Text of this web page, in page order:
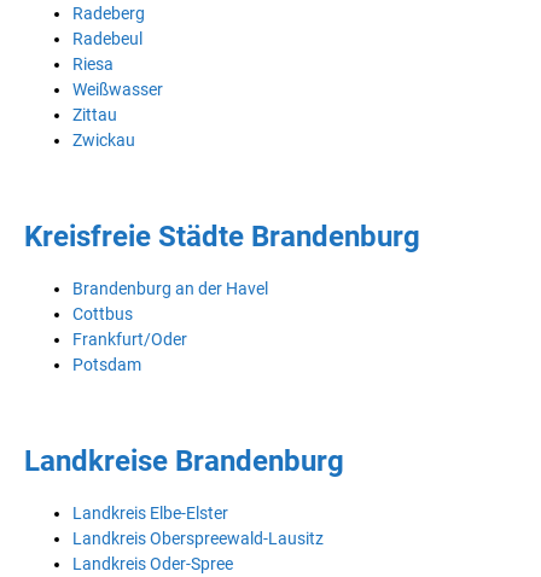
Radeberg
Radebeul
Riesa
Weißwasser
Zittau
Zwickau
Kreisfreie Städte Brandenburg
Brandenburg an der Havel
Cottbus
Frankfurt/Oder
Potsdam
Landkreise Brandenburg
Landkreis Elbe-Elster
Landkreis Oberspreewald-Lausitz
Landkreis Oder-Spree